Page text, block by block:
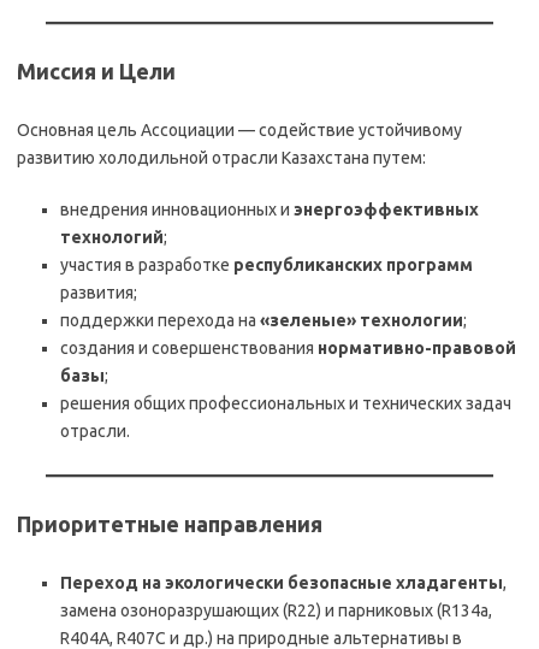
Миссия и Цели
Основная цель Ассоциации — содействие устойчивому
развитию холодильной отрасли Казахстана путем:
внедрения инновационных и энергоэффективных
технологий;
участия в разработке республиканских программ
развития;
поддержки перехода на «зеленые» технологии;
создания и совершенствования нормативно-правовой
базы;
решения общих профессиональных и технических задач
отрасли.
Приоритетные направления
Переход на экологически безопасные хладагенты,
замена озоноразрушающих (R22) и парниковых (R134a,
R404A, R407C и др.) на природные альтернативы в